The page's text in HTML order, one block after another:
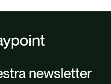
newsletter